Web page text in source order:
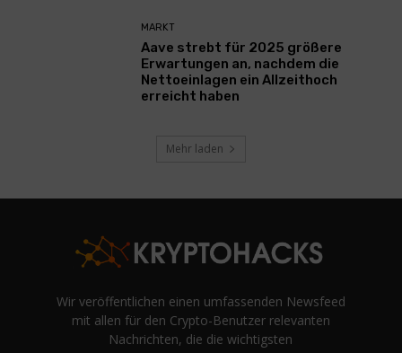
MARKT
Aave strebt für 2025 größere
Erwartungen an, nachdem die
Nettoeinlagen ein Allzeithoch
erreicht haben
Mehr laden
Wir veröffentlichen einen umfassenden Newsfeed
mit allen für den Crypto-Benutzer relevanten
Nachrichten, die die wichtigsten